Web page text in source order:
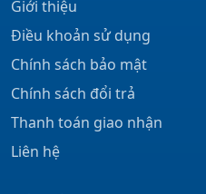
Giới thiệu
Điều khoản sử dụng
Chính sách bảo mật
Chính sách đổi trả
Thanh toán giao nhận
Liên hệ